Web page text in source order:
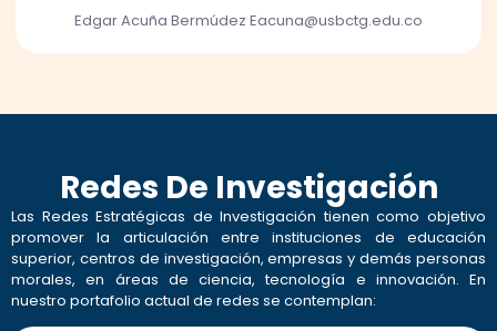
Edgar Acuña Bermúdez Eacuna@usbctg.edu.co
Redes De Investigación
Las Redes Estratégicas de Investigación tienen como objetivo
promover la articulación entre instituciones de educación
superior, centros de investigación, empresas y demás personas
morales, en áreas de ciencia, tecnología e innovación. En
nuestro portafolio actual de redes se contemplan: